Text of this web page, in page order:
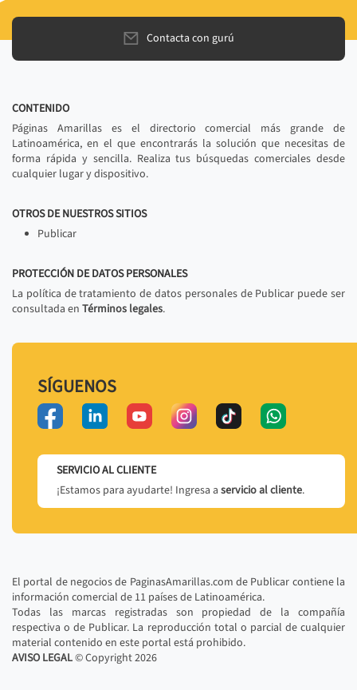
Contacta con gurú
CONTENIDO
Páginas Amarillas es el directorio comercial más grande de
Latinoamérica, en el que encontrarás la solución que necesitas de
forma rápida y sencilla. Realiza tus búsquedas comerciales desde
cualquier lugar y dispositivo.
OTROS DE NUESTROS SITIOS
Publicar
PROTECCIÓN DE DATOS PERSONALES
La política de tratamiento de datos personales de Publicar puede ser
consultada en Términos legales.
SÍGUENOS
SERVICIO AL CLIENTE
¡Estamos para ayudarte! Ingresa a servicio al cliente.
El portal de negocios de PaginasAmarillas.com de Publicar contiene la
información comercial de 11 países de Latinoamérica.
Todas las marcas registradas son propiedad de la compañía
respectiva o de Publicar. La reproducción total o parcial de cualquier
material contenido en este portal está prohibido.
AVISO LEGAL© Copyright2026